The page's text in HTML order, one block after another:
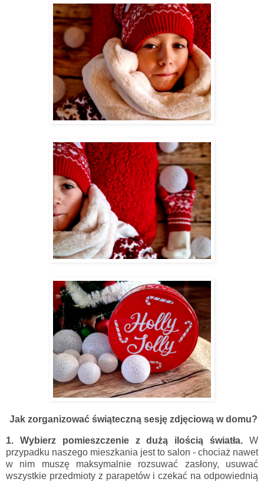
Jak zorganizować świąteczną sesję zdjęciową w domu?
1. Wybierz pomieszczenie z dużą ilością światła. W
przypadku naszego mieszkania jest to salon - chociaż nawet
w nim muszę maksymalnie rozsuwać zasłony, usuwać
wszystkie przedmioty z parapetów i czekać na odpowiednią